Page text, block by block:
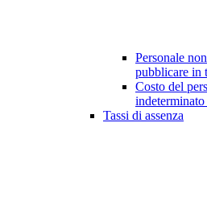
Personale
pubblicare in
Costo del
Tassi di assenza